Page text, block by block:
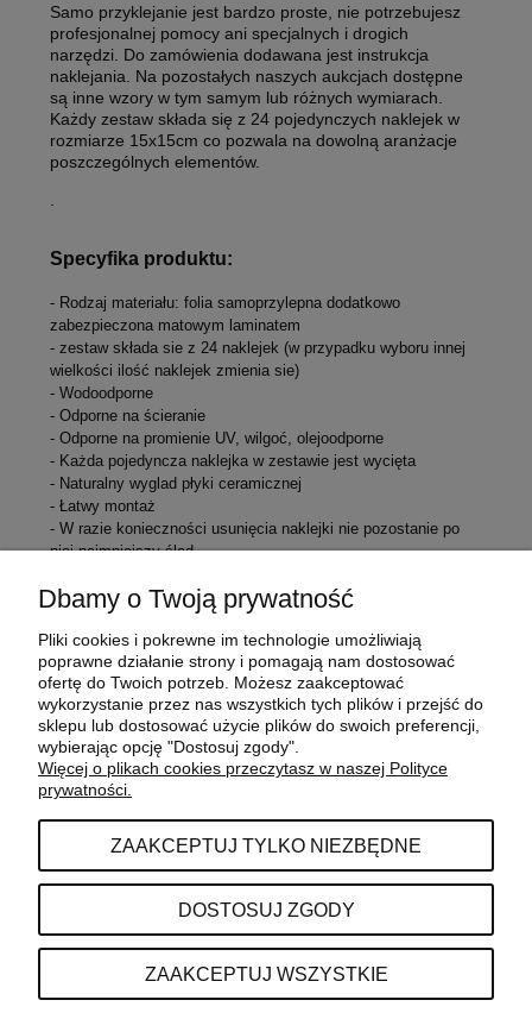
Samo przyklejanie jest bardzo proste, nie potrzebujesz
profesjonalnej pomocy ani specjalnych i drogich
narzędzi. Do zamówienia dodawana jest instrukcja
naklejania. Na pozostałych naszych aukcjach dostępne
są inne wzory w tym samym lub różnych wymiarach.
Każdy zestaw składa się z 24 pojedynczych naklejek w
rozmiarze 15x15cm co pozwala na dowolną aranżacje
poszczególnych elementów.
Specyfika produktu:
- Rodzaj materiału: folia samoprzylepna dodatkowo
zabezpieczona matowym laminatem
- zestaw składa sie z 24 naklejek (w przypadku wyboru innej
wielkości ilość naklejek zmienia sie)
- Wodoodporne
- Odporne na ścieranie
- Odporne na promienie UV, wilgoć, olejoodporne
- Każda pojedyncza naklejka w zestawie jest wycięta
- Naturalny wyglad płyki ceramicznej
- Łatwy montaż
- W razie konieczności usunięcia naklejki nie pozostanie po
niej najmniejszy ślad
POMOC
MOJE KONTO
INFORMACJE
O NAS
Dbamy o Twoją prywatność
Pliki cookies i pokrewne im technologie umożliwiają
poprawne działanie strony i pomagają nam dostosować
ofertę do Twoich potrzeb. Możesz zaakceptować
wykorzystanie przez nas wszystkich tych plików i przejść do
sklepu lub dostosować użycie plików do swoich preferencji,
wybierając opcję "Dostosuj zgody".
Więcej o plikach cookies przeczytasz w naszej Polityce
prywatności.
ZAAKCEPTUJ TYLKO NIEZBĘDNE
DOSTOSUJ ZGODY
ZAAKCEPTUJ WSZYSTKIE